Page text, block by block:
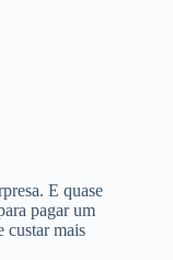
E quase
pagar um
custar mais